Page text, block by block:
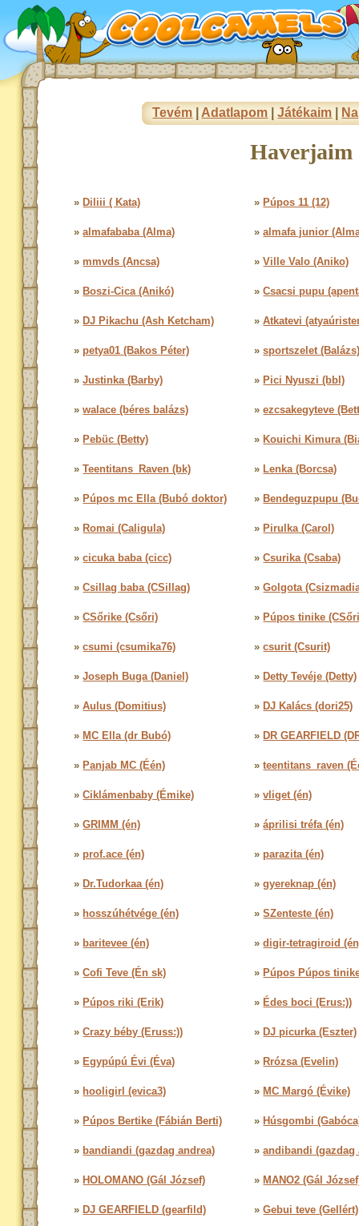
Tevém Adatlapom |Játékaim
Haverjaim
» Diliii ( Kata) » Púpos 11 (12)
»almafababa (Alma) »almafa junior
» mmvds (Ancsa) »Ville Valo (Aniko)
» Boszi-Cica (Anikó) »Csacsi pupu
» DJ Pikachu (Ash Ketcham) »Atkatevi
» petya01 (Bakos Péter) »sportszelet
»Justinka (Barby) » Pici Nyuszi (bbl)
»walace (béres balázs) »ezcsakegyteve
» Pebüc (Betty) » Kouichi Kimura
»Teentitans_Raven (bk) » Lenka (Borcsa)
» Púpos mc Ella (Bubó doktor) » Bendeguzpupu
» Romai (Caligula) » Pirulka (Carol)
»cicuka baba (cicc) »Csurika (Csaba)
»Csillag baba (CSillag) »Golgota
»CSőrike (Csőri) » Púpos tinike
»csumi (csumika76) »csurit (Csurit)
»Joseph Buga (Daniel) » Detty Tevéje (Detty)
»Aulus (Domitius) » DJ Kalács (dori25)
» MC Ella (dr Bubó) » DR GEARFIELD
» Panjab MC (Één) »teentitans_raven
»Ciklámenbaby (Émike) »vliget (én)
»GRIMM (én) »áprilisi tréfa (én)
» prof.ace (én) » parazita (én)
» Dr.Tudorkaa (én) »gyereknap (én)
» hosszúhétvége (én) »SZenteste (én)
» baritevee (én) »digir-tetragiroid
»Cofi Teve (Én sk) » Púpos Púpos
» Púpos riki (Erik) » Édes boci (Erus:))
»Crazy béby (Eruss:)) » DJ picurka (Eszter)
» Egypúpú Évi (Éva) » Rrózsa (Evelin)
» hooligirl (evica3) » MC Margó (Évike)
» Púpos Bertike (Fábián Berti) » Húsgombi
» bandiandi (gazdag andrea) »andibandi (gazdag
» HOLOMANO (Gál József) » MANO2 (Gál
» DJ GEARFIELD (gearfild) »Gebui teve (Gellért)